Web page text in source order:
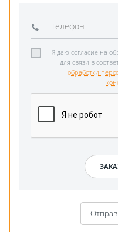
Я даю согласие на
для связи в
обработки